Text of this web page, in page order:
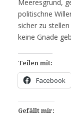
Meeresgrund,
politischne
sicher zu
keine Gnade
Teilen mit:
Facebook
Gefällt mir: